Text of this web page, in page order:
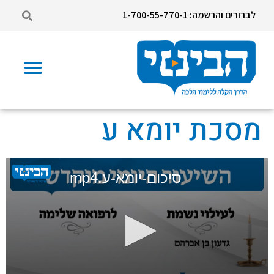
לברורים והרשמה: 1-700-55-770-1
מסכת יומא ע
סיכום-יומא-ע.mp4